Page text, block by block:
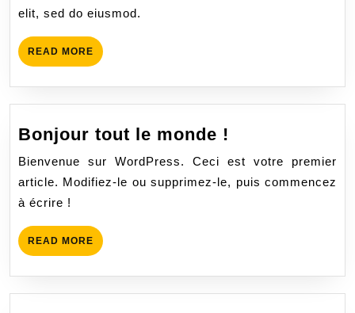
elit, sed do eiusmod.
READ MORE
Bonjour tout le monde !
Bienvenue sur WordPress. Ceci est votre premier
article. Modifiez-le ou supprimez-le, puis commencez
à écrire !
READ MORE